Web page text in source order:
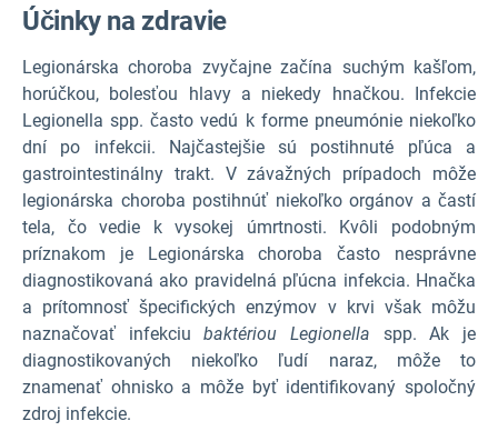
Účinky na zdravie
Legionárska choroba zvyčajne začína suchým kašľom,
horúčkou, bolesťou hlavy a niekedy hnačkou. Infekcie
Legionellaspp. často vedú k forme pneumónie niekoľko
dní po infekcii. Najčastejšie sú postihnuté pľúca a
gastrointestinálny trakt. V závažných prípadoch môže
legionárska choroba postihnúť niekoľko orgánov a častí
tela, čo vedie k vysokej úmrtnosti. Kvôli podobným
príznakom je Legionárska choroba často nesprávne
diagnostikovaná ako pravidelná pľúcna infekcia. Hnačka
a prítomnosť špecifických enzýmov v krvi však môžu
naznačovať infekciubaktériou Legionella spp. Ak je
diagnostikovaných niekoľko ľudí naraz, môže to
znamenať ohnisko a môže byť identifikovaný spoločný
zdroj infekcie.